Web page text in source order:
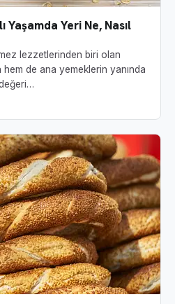
Yaşamda Yeri Ne, Nasıl
lezzetlerinden biri olan
de ana yemeklerin yanında